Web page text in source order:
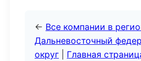
← Все компании в
Дальневосточный
округ
Главная